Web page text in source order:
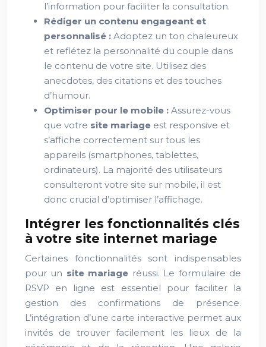
l’information pour faciliter la consultation.
Rédiger un contenu engageant et
personnalisé : Adoptez un ton chaleureux
et reflétez la personnalité du couple dans
le contenu de votre site. Utilisez des
anecdotes, des citations et des touches
d’humour.
Optimiser pour le mobile : Assurez-vous
que votre site mariage est responsive et
s’affiche correctement sur tous les
appareils (smartphones, tablettes,
ordinateurs). La majorité des utilisateurs
consulteront votre site sur mobile, il est
donc crucial d’optimiser l’affichage.
Intégrer les fonctionnalités clés
à votre site internet mariage
Certaines fonctionnalités sont indispensables
pour un site mariage réussi. Le formulaire de
RSVP en ligne est essentiel pour faciliter la
gestion des confirmations de présence.
L’intégration d’une carte interactive permet aux
invités de trouver facilement les lieux de la